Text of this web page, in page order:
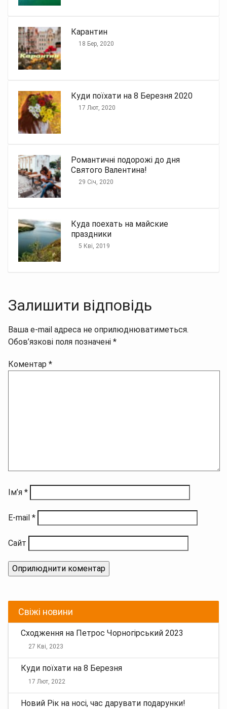
Карантин
18 Бер, 2020
Куди поїхати на 8 Березня 2020
17 Лют, 2020
Романтичні подорожі до дня
Святого Валентина!
29 Січ, 2020
Куда поехать на майские
праздники
5 Кві, 2019
Залишити відповідь
Ваша e-mail адреса не оприлюднюватиметься.
Обов’язкові поля позначені *
Коментар *
Ім’я *
E-mail *
Сайт
Свіжі новини
Сходження на Петрос Чорногірський 2023
27 Кві, 2023
Куди поїхати на 8 Березня
17 Лют, 2022
Новий Рік на носі, час дарувати подарунки!